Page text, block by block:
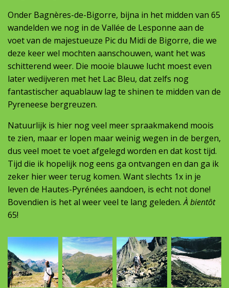
Onder Bagnères-de-Bigorre, bijna in het midden van 65
wandelden we nog in de Vallée de Lesponne aan de
voet van de majestueuze Pic du Midi de Bigorre, die we
deze keer wel mochten aanschouwen, want het was
schitterend weer. Die mooie blauwe lucht moest even
later wedijveren met het Lac Bleu, dat zelfs nog
fantastischer aquablauw lag te shinen te midden van de
Pyreneese bergreuzen.
Natuurlijk is hier nog veel meer spraakmakend moois
te zien, maar er lopen maar weinig wegen in de bergen,
dus veel moet te voet afgelegd worden en dat kost tijd.
Tijd die ik hopelijk nog eens ga ontvangen en dan ga ik
zeker hier weer terug komen. Want slechts 1x in je
leven de Hautes-Pyrénées aandoen, is echt not done!
Bovendien is het al weer veel te lang geleden.À bientôt
65!